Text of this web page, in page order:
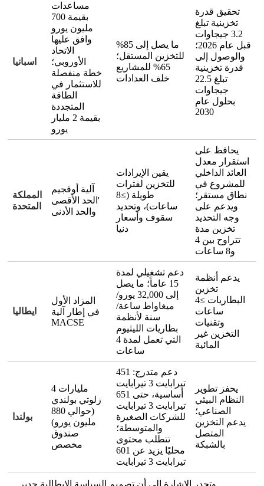
اسبانيا
مساعدات
بقيمة 700
مليون يورو
وافق عليها
الاتحاد
الأوروبي؛
خطة منفصلة
للاستثمار في
الطاقة
المتجددة
بقيمة 2 مليار
يورو
ما يصل إلى 85%
للتخزين المستقل؛
65% للمشاريع
خلف العدادات
تحقيق قدرة
تخزينية تبلغ
3.2 جيجاوات
قبل عام 2026؛
والوصول إلى
قدرة تخزينية
تبلغ 22.5
جيجاوات
بحلول عام
2030
المملكة
المتحدة
آلية أوفجيم
'الحد الأقصى
والحد الأدنى
يقين الإيرادات
للتخزين لفترات
طويلة (≥8
ساعات)، وتحديد
سقوف وأسعار
دنيا
يحافظ على
استقرار معدل
العائد الداخلي
للمشروع في
نطاق مستقر؛
ويدعم على
وجه التحديد
تخزين مدة
تتراوح بين 4
و8 ساعات
ايطاليا
المزاد الأول
في إطار آلية
MACSE
دعم تشغيلي لمدة
15 عاماً؛ ما يصل
إلى 32,000 يورو/
ميغاواط ساعة/
سنة لأنظمة
بطاريات الليثيوم
التي تعمل لمدة 4
ساعات
يدعم أنظمة
تخزين
البطاريات ≥4
ساعات
وتقنيات
التخزين غير
المائية
بولندا
4 مليارات
زلوتي بولندي
(حوالي 880
مليون يورو)
صندوق
مخصص
دعم متدرج: 451
تيرابايت 3 تيرابايت
أساسية، حتى 651
تيرابايت 3 تيرابايت
للشركات الصغيرة
والمتوسطة؛
تتطلب محتوى
محليًا يزيد عن 601
تيرابايت 3 تيرابايت
يحفز تطوير
النظام البيئي
الصناعي؛
يدعم التخزين
المتصل
بالشبكة
وتجدر الإشارة إلى أن تصميم السياسة الإيطالية جدير